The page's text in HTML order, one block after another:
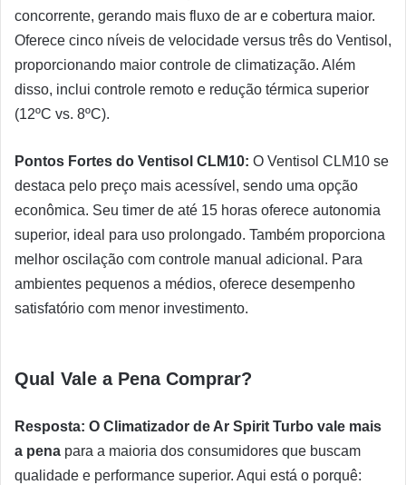
concorrente, gerando mais fluxo de ar e cobertura maior.
Oferece cinco níveis de velocidade versus três do Ventisol,
proporcionando maior controle de climatização. Além
disso, inclui controle remoto e redução térmica superior
(12ºC vs. 8ºC).
Pontos Fortes do Ventisol CLM10: O Ventisol CLM10 se
destaca pelo preço mais acessível, sendo uma opção
econômica. Seu timer de até 15 horas oferece autonomia
superior, ideal para uso prolongado. Também proporciona
melhor oscilação com controle manual adicional. Para
ambientes pequenos a médios, oferece desempenho
satisfatório com menor investimento.
Qual Vale a Pena Comprar?
Resposta: O Climatizador de Ar Spirit Turbo vale mais
a pena para a maioria dos consumidores que buscam
qualidade e performance superior. Aqui está o porquê: